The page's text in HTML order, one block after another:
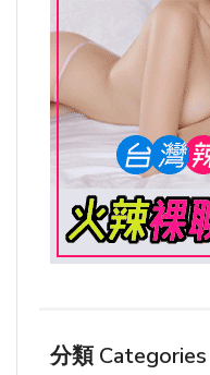
分類 Categories